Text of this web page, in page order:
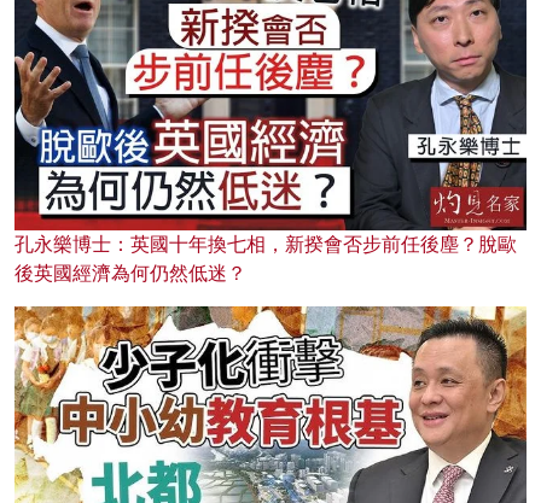
孔永樂博士：英國十年換七相，新揆會否步前任後塵？脫歐
後英國經濟為何仍然低迷？